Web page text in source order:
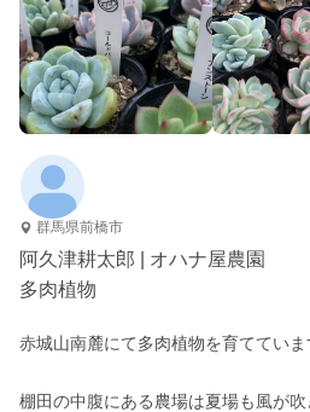
群馬県前橋市
阿久津耕太郎 | オハナ屋農園
多肉植物
赤城山南麓にて多肉植物を育てていま
棚田の中腹にある農場は夏場も風が